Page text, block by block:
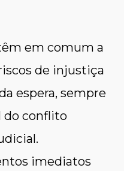
em comum a
de injustiça
espera, sempre
do conflito
imediatos